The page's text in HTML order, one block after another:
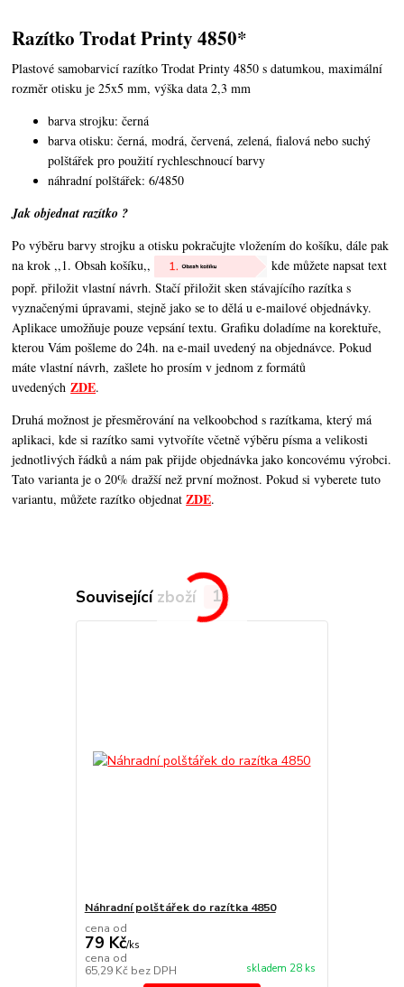
Razítko Trodat Printy 4850*
Plastové samobarvicí razítko Trodat Printy 4850 s datumkou,maximální
rozměr otisku je 25x5 mm, výška data 2,3 mm
barva strojku: černá
barva otisku: černá, modrá, červená, zelená, fialová nebo suchý
polštářek pro použití rychleschnoucí barvy
náhradní polštářek: 6/4850
Jak objednat razítko ?
Po výběru barvy strojku a otisku pokračujte vložením do košíku, dále pak
na krok ,,1. Obsah košíku,,
kde můžete napsat text
popř. přiložit vlastní návrh. Stačí přiložit sken stávajícího razítka s
vyznačenými úpravami, stejně jako se to dělá u e-mailové objednávky.
Aplikace umožňuje pouze vepsání textu. Grafiku doladíme na korektuře,
kterou Vám pošleme do 24h. na e-mail uvedený na objednávce. Pokud
máte vlastní návrh, zašlete ho prosím v jednom z formátů
uvedenýchZDE.
Druhá možnost je přesměrování na velkoobchod s razítkama, který má
aplikaci, kde si razítko sami vytvoříte včetně výběru písma a velikosti
jednotlivých řádků a nám pak přijde objednávka jako koncovému výrobci.
Tato varianta je o 20% dražší než první možnost. Pokud si vyberete tuto
variantu, můžete razítko objednatZDE.
Související zboží 1
Náhradní polštářek do razítka 4850
cena od
79 Kč/ks
cena od
65,29 Kč bez DPH skladem 28 ks